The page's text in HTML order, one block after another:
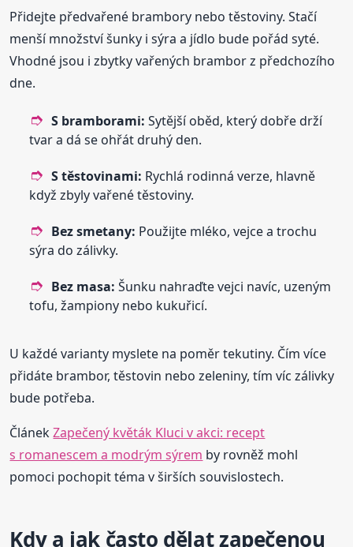
Přidejte předvařené brambory nebo těstoviny. Stačí
menší množství šunky i sýra a jídlo bude pořád syté.
Vhodné jsou i zbytky vařených brambor z předchozího
dne.
S bramborami: Sytější oběd, který dobře drží
tvar a dá se ohřát druhý den.
S těstovinami: Rychlá rodinná verze, hlavně
když zbyly vařené těstoviny.
Bez smetany: Použijte mléko, vejce a trochu
sýra do zálivky.
Bez masa: Šunku nahraďte vejci navíc, uzeným
tofu, žampiony nebo kukuřicí.
U každé varianty myslete na poměr tekutiny. Čím více
přidáte brambor, těstovin nebo zeleniny, tím víc zálivky
bude potřeba.
ČlánekZapečený květák Kluci v akci: recept
s romanescem a modrým sýrem by rovněž mohl
pomoci pochopit téma v širších souvislostech.
Kdy a jak často dělat zapečenou